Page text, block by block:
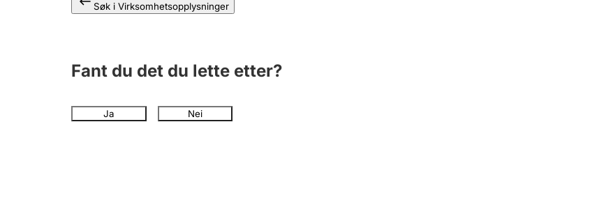
Søk i Virksomhetsopplysninger
Fant du det du lette etter?
Ja Nei